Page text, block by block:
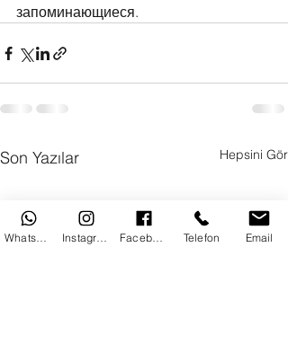
запоминающиеся.
Son Yazılar Hepsini Gör
Telefon Email